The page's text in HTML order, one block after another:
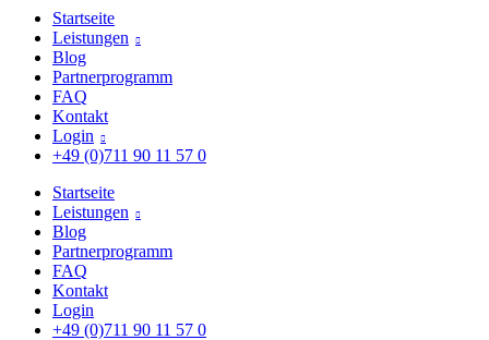
Startseite
Leistungen

Blog
Partnerprogramm
FAQ
Kontakt
Login

+49 (0)711 90 11 57 0
Startseite
Leistungen

Blog
Partnerprogramm
FAQ
Kontakt
Login
+49 (0)711 90 11 57 0